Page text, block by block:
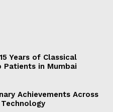
Years of Classical
Patients in Mumbai
Achievements Across